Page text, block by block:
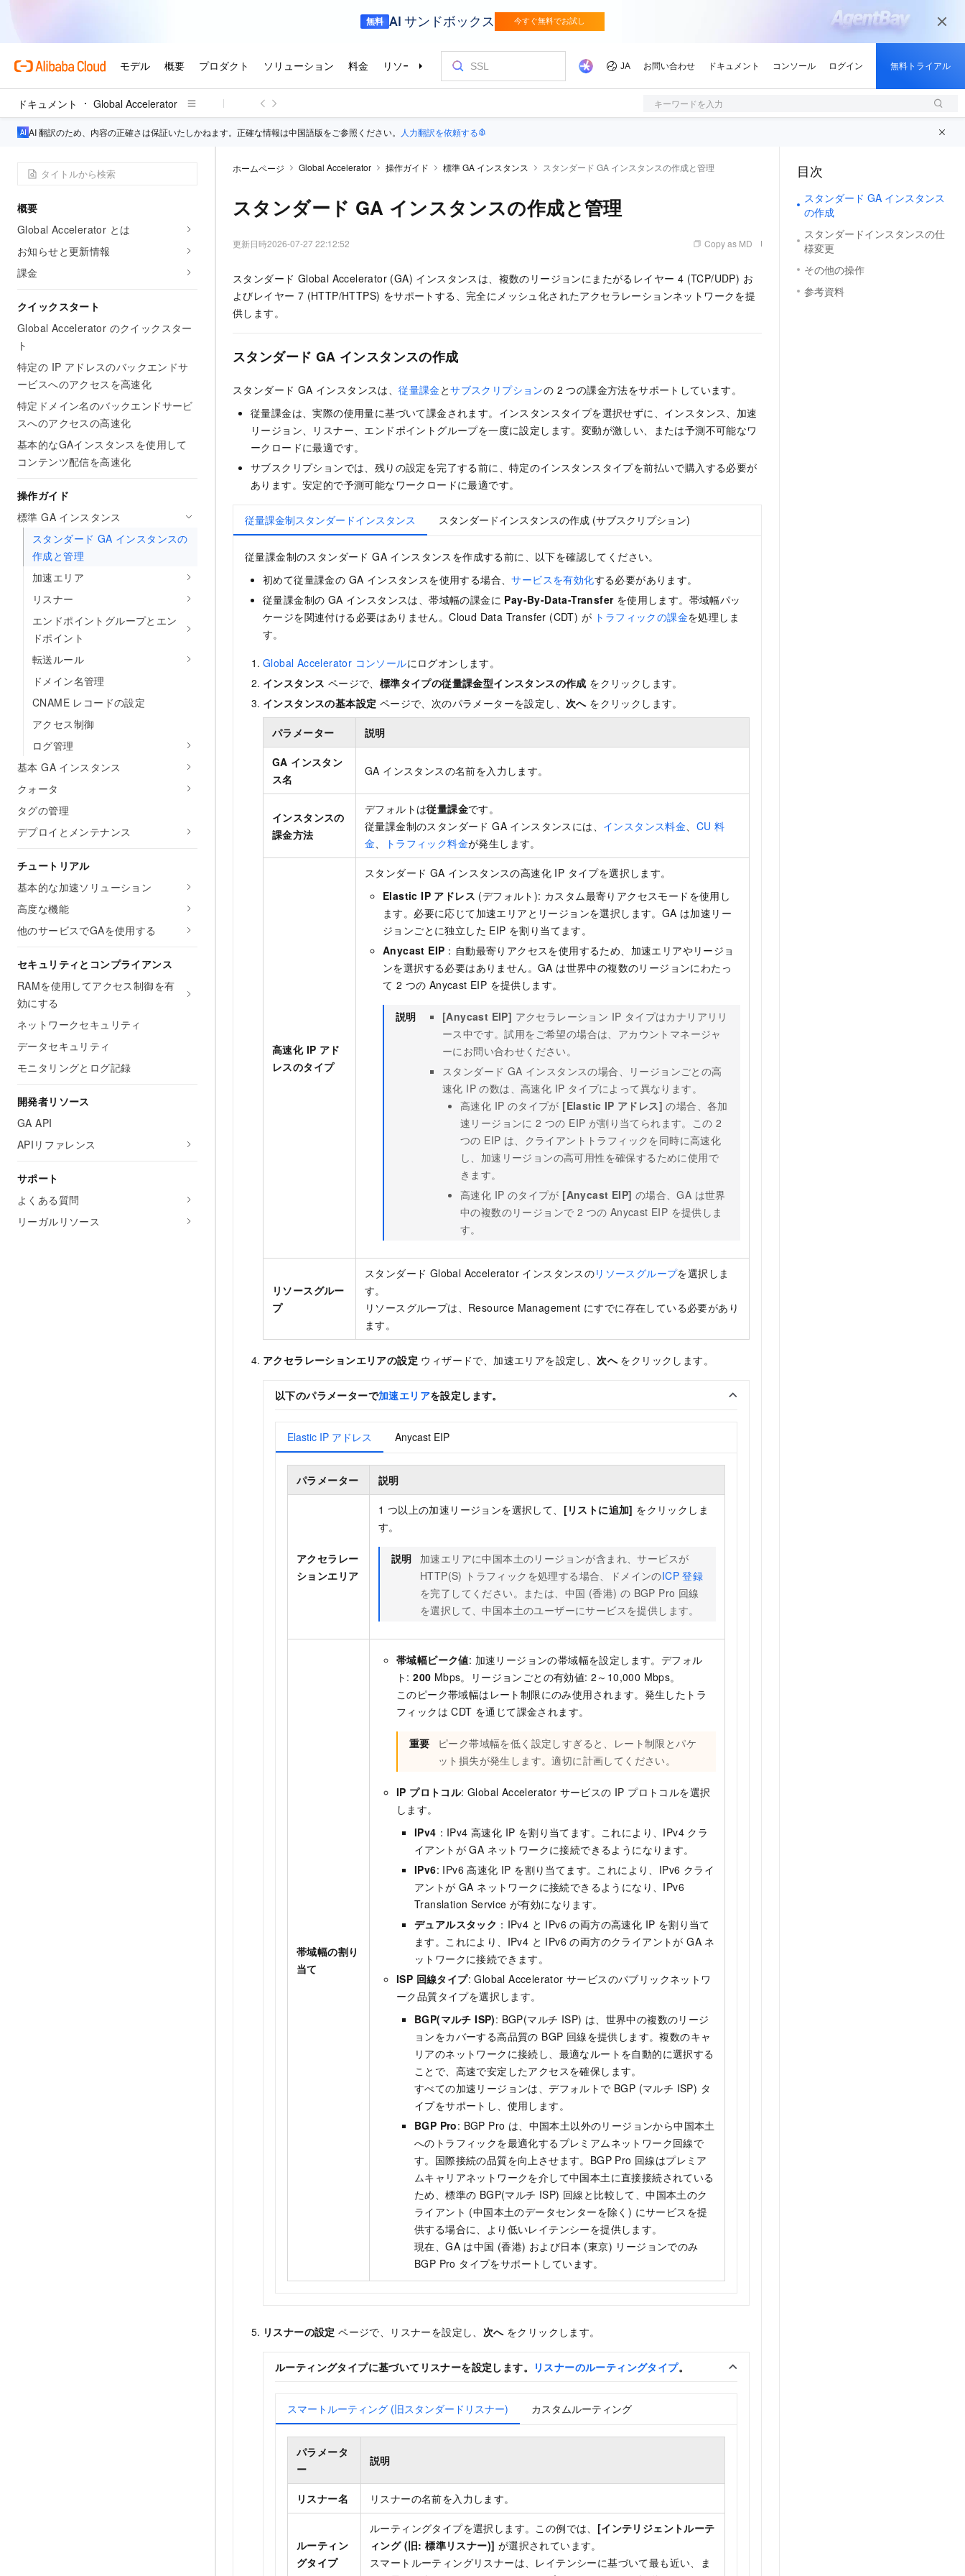
ドキュメント Global Accelerator キーワードを入力
AI 翻訳のため、内容の正確さは保証いたしかねます。正確な情報は中国語版をご参照ください。 人力翻訳を依頼する
概要
Global Accelerator とは
お知らせと更新情報
課金
クイックスタート
Global Accelerator のクイックスター
ト
特定の IP アドレスのバックエンドサ
ービスへのアクセスを高速化
特定ドメイン名のバックエンドサービ
スへのアクセスの高速化
基本的なGAインスタンスを使用して
コンテンツ配信を高速化
操作ガイド
標準 GA インスタンス
スタンダード GA インスタンスの
作成と管理
加速エリア
リスナー
エンドポイントグループとエン
ドポイント
転送ルール
ドメイン名管理
CNAME レコードの設定
アクセス制御
ログ管理
基本 GA インスタンス
クォータ
タグの管理
デプロイとメンテナンス
チュートリアル
基本的な加速ソリューション
高度な機能
他のサービスでGAを使用する
セキュリティとコンプライアンス
RAMを使用してアクセス制御を有
効にする
ネットワークセキュリティ
データセキュリティ
モニタリングとログ記録
開発者リソース
GA API
APIリファレンス
サポート
よくある質問
リーガルリソース
ホームページ Global Accelerator 操作ガイド 標準 GA インスタンス スタンダード GA インスタンスの作成と管理
スタンダード GA インスタンスの作成と管理
更新日時2026-07-27 22:12:52 Copy as MD
スタンダード Global Accelerator (GA) インスタンスは、複数のリージョンにまたがるレイヤー 4 (TCP/UDP) お
よびレイヤー 7 (HTTP/HTTPS) をサポートする、完全にメッシュ化されたアクセラレーションネットワークを提
供します。
スタンダード GA インスタンスの作成
スタンダード GA インスタンスは、従量課金 とサブスクリプションの 2 つの課金方法をサポートしています。
従量課金は、実際の使用量に基づいて課金されます。インスタンスタイプを選択せずに、インスタンス、加速
リージョン、リスナー、エンドポイントグループを一度に設定します。変動が激しい、または予測不可能なワ
ークロードに最適です。
サブスクリプションでは、残りの設定を完了する前に、特定のインスタンスタイプを前払いで購入する必要が
あります。安定的で予測可能なワークロードに最適です。
従量課金制スタンダードインスタンス スタンダードインスタンスの作成 (サブスクリプション)
従量課金制のスタンダード GA インスタンスを作成する前に、以下を確認してください。
初めて従量課金の GA インスタンスを使用する場合、サービスを有効化する必要があります。
従量課金制の GA インスタンスは、帯域幅の課金に Pay-By-Data-Transferを使用します。帯域幅パッ
ケージを関連付ける必要はありません。Cloud Data Transfer (CDT) が トラフィックの課金を処理しま
す。
Global Accelerator コンソールにログオンします。
インスタンス ページで、 標準タイプの従量課金型インスタンスの作成 をクリックします。
インスタンスの基本設定 ページで、次のパラメーターを設定し、次へをクリックします。
パラメーター 説明
GA インスタン
ス名
GA インスタンスの名前を入力します。
インスタンスの
課金方法
デフォルトは従量課金です。
従量課金制のスタンダード GA インスタンスには、 インスタンス料金、 CU 料
金、 トラフィック料金が発生します。
高速化 IP アド
レスのタイプ
スタンダード GA インスタンスの高速化 IP タイプを選択します。
Elastic IP アドレス (デフォルト): カスタム最寄りアクセスモードを使用し
ます。必要に応じて加速エリアとリージョンを選択します。GA は加速リー
ジョンごとに独立した EIP を割り当てます。
Anycast EIP ：自動最寄りアクセスを使用するため、加速エリアやリージョ
ンを選択する必要はありません。GA は世界中の複数のリージョンにわたっ
て 2 つの Anycast EIP を提供します。
説明 [Anycast EIP] アクセラレーション IP タイプはカナリアリリ
ース中です。試用をご希望の場合は、アカウントマネージャ
ーにお問い合わせください。
スタンダード GA インスタンスの場合、リージョンごとの高
速化 IP の数は、高速化 IP タイプによって異なります。
高速化 IP のタイプが [Elastic IP アドレス] の場合、各加
速リージョンに 2 つの EIP が割り当てられます。この 2
つの EIP は、クライアントトラフィックを同時に高速化
し、加速リージョンの高可用性を確保するために使用で
きます。
高速化 IP のタイプが [Anycast EIP] の場合、GA は世界
中の複数のリージョンで 2 つの Anycast EIP を提供しま
す。
リソースグルー
プ
スタンダード Global Accelerator インスタンスのリソースグループを選択しま
す。
リソースグループは、Resource Management にすでに存在している必要があり
ます。
アクセラレーションエリアの設定 ウィザードで、加速エリアを設定し、次へをクリックします。
以下のパラメーターで加速エリアを設定します。
Elastic IP アドレス Anycast EIP
パラメーター 説明
アクセラレー
ションエリア
1 つ以上の加速リージョンを選択して、 [リストに追加] をクリックしま
す。
説明
加速エリアに中国本土のリージョンが含まれ、サービスが
HTTP(S) トラフィックを処理する場合、ドメインのICP 登録
を完了してください。または、中国 (香港) の BGP Pro 回線
を選択して、中国本土のユーザーにサービスを提供します。
帯域幅の割り
当て
帯域幅ピーク値: 加速リージョンの帯域幅を設定します。デフォル
ト:200 Mbps。リージョンごとの有効値:2～10,000 Mbps。
このピーク帯域幅はレート制限にのみ使用されます。発生したトラ
フィックはCDT を通じて課金されます。
重要
ピーク帯域幅を低く設定しすぎると、レート制限とパケ
ット損失が発生します。適切に計画してください。
IP プロトコル:Global Accelerator サービスの IP プロトコルを選択
します。
IPv4 ：IPv4 高速化 IP を割り当てます。これにより、IPv4 クラ
イアントが GA ネットワークに接続できるようになります。
IPv6: IPv6 高速化 IP を割り当てます。これにより、IPv6 クライ
アントが GA ネットワークに接続できるようになり、IPv6
Translation Service が有効になります。
デュアルスタック ：IPv4 と IPv6 の両方の高速化 IP を割り当て
ます。これにより、IPv4 と IPv6 の両方のクライアントが GA ネ
ットワークに接続できます。
ISP 回線タイプ:Global Accelerator サービスのパブリックネットワ
ーク品質タイプを選択します。
BGP(マルチ ISP): BGP(マルチ ISP) は、世界中の複数のリージ
ョンをカバーする高品質の BGP 回線を提供します。複数のキャ
リアのネットワークに接続し、最適なルートを自動的に選択する
ことで、高速で安定したアクセスを確保します。
すべての加速リージョンは、デフォルトで BGP (マルチ ISP) タ
イプをサポートし、使用します。
BGP Pro: BGP Pro は、中国本土以外のリージョンから中国本土
へのトラフィックを最適化するプレミアムネットワーク回線で
す。国際接続の品質を向上させます。BGP Pro 回線はプレミア
ムキャリアネットワークを介して中国本土に直接接続されている
ため、標準の BGP(マルチ ISP) 回線と比較して、中国本土のク
ライアント (中国本土のデータセンターを除く) にサービスを提
供する場合に、より低いレイテンシーを提供します。
現在、GA は中国 (香港) および日本 (東京) リージョンでのみ
BGP Pro タイプをサポートしています。
リスナーの設定 ページで、リスナーを設定し、 次へをクリックします。
ルーティングタイプに基づいてリスナーを設定します。 リスナーのルーティングタイプ。
スマートルーティング (旧スタンダードリスナー) カスタムルーティング
パラメータ
ー
説明
リスナー名 リスナーの名前を入力します。
ルーティン
グタイプ
ルーティングタイプを選択します。この例では、 [インテリジェントルーテ
ィング (旧: 標準リスナー)] が選択されています。
スマートルーティングリスナーは、レイテンシーに基づいて最も近い、ま
目次
スタンダード GA インスタンス
の作成
スタンダードインスタンスの仕
様変更
その他の操作
参考資料